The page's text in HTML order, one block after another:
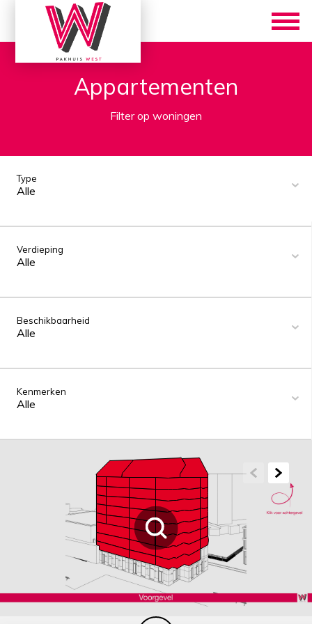
Appartementen
Filter op woningen
Type
Alle
Verdieping
Alle
Beschikbaarheid
Alle
Kenmerken
Alle